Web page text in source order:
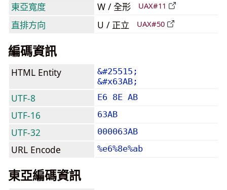
東亞寬度
W / 全形 UAX#11
直排方向 U / 正立 UAX#50
編碼資訊
HTML Entity
&#25515;
&#x63AB;
UTF-8 E6 8E AB
UTF-16 63AB
UTF-32 000063AB
URL Encode %e6%8e%ab
東亞編碼資訊